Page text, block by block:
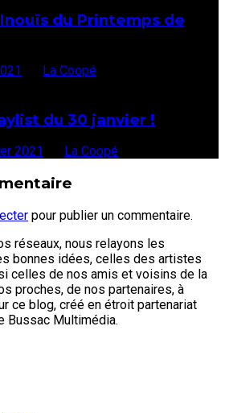
du Printemps de
La Coopé
du 30 janvier !
2021 La Coopé
pour publier un commentaire.
réseaux, nous relayons les
bonnes idées, celles des artistes
celles de nos amis et voisins de la
proches, de nos partenaires, à
ce blog, créé en étroit partenariat
Bussac Multimédia.